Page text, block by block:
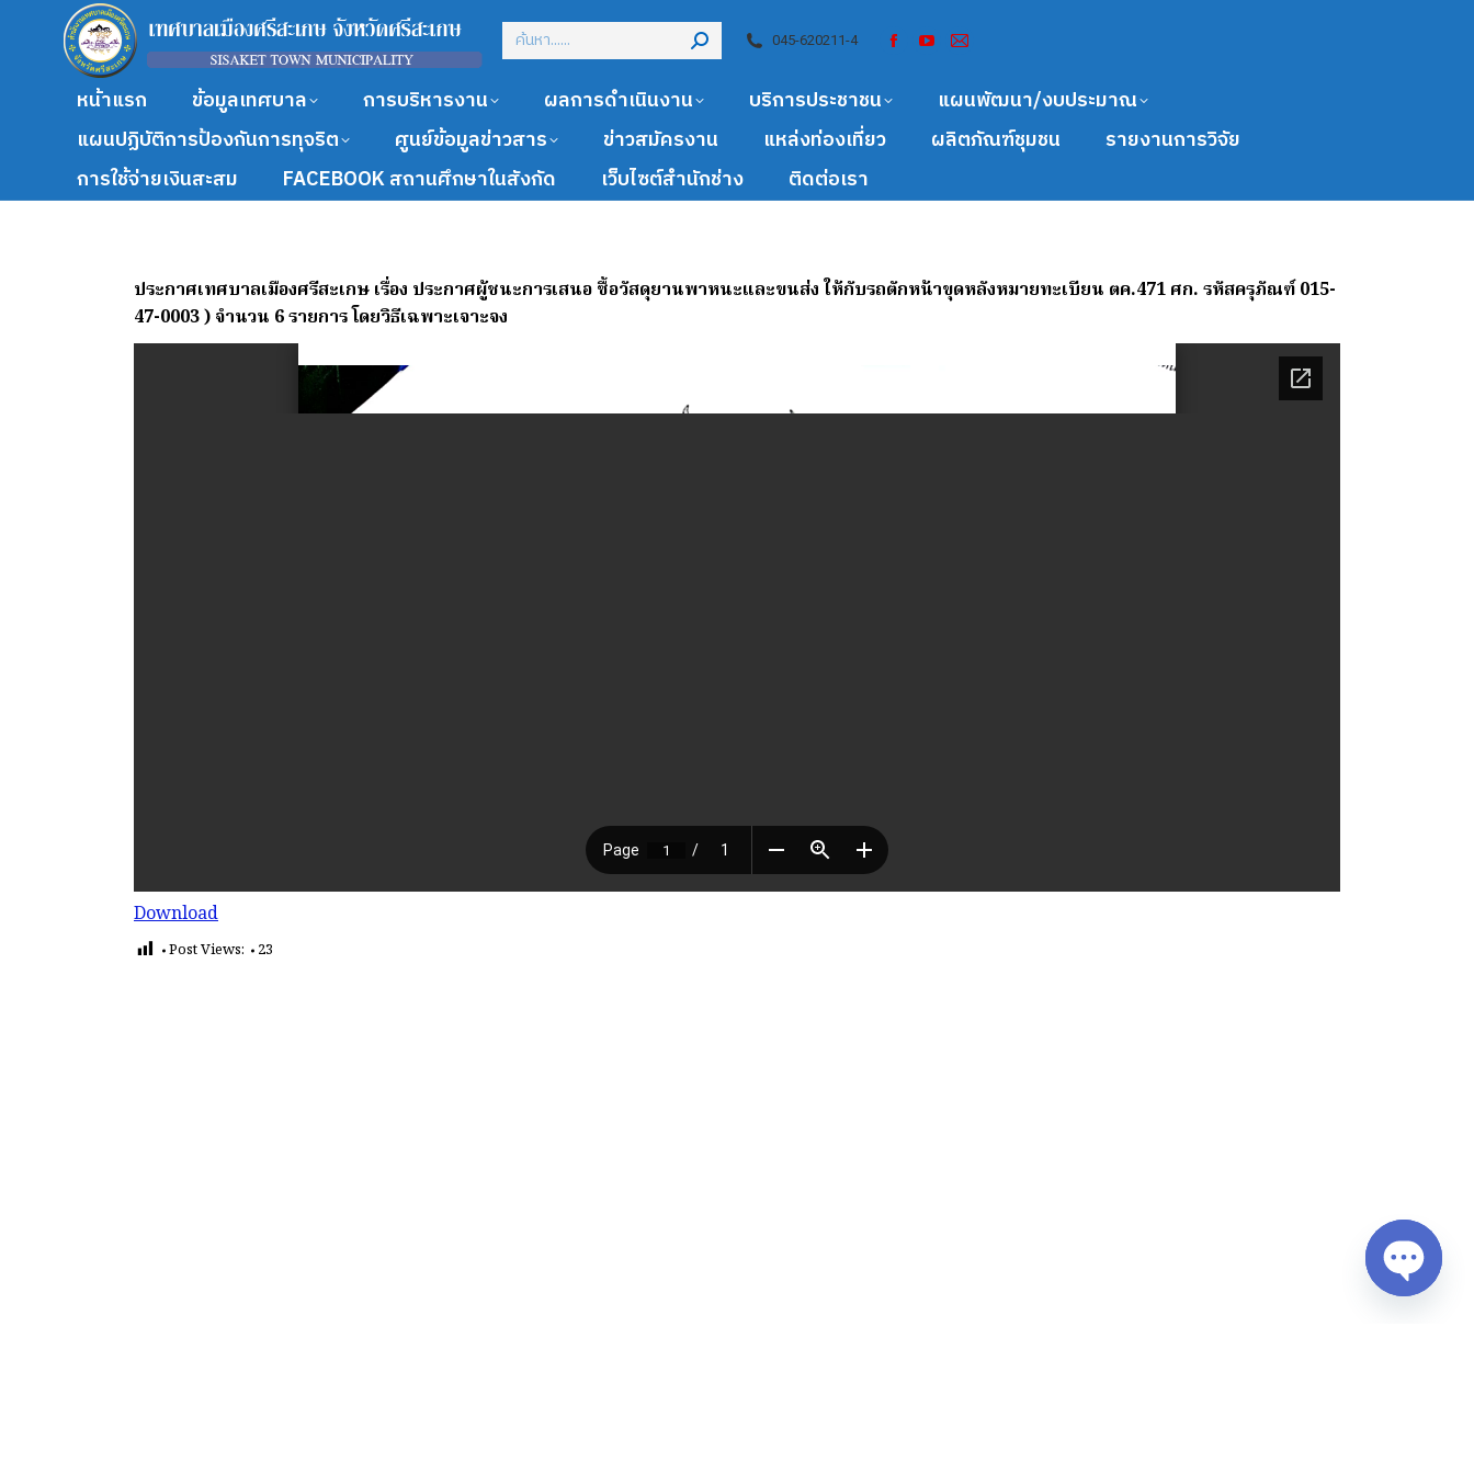
045-620211-4
หน้าแรก ข้อมูลเทศบาล การบริหารงาน ผลการดำเนินงาน บริการประชาชน
แผนพัฒนา/งบประมาณ
แผนปฏิบัติการป้องกันการทุจริต
ศูนย์ข้อมูลข่าวสาร ข่าวสมัครงาน แหล่งท่องเที่ยว ผลิตภัณฑ์ชุมชน
รายงานการวิจัย
การใช้จ่ายเงินสะสม
FACEBOOK สถานศึกษาในสังกัด เว็บไซต์สำนักช่าง ติดต่อเรา
ประกาศเทศบาลเมืองศรีสะเกษ เรื่อง ประกาศผู้ชนะการเสนอ ซื้อวัสดุยานพาหนะและขนส่ง ให้กับรถตักหน้าขุดหลังหมายทะเบียน ตค.471 ศก. รหัสครุภัณฑ์ 015-
47-0003 ) จำนวน 6 รายการ โดยวิธีเฉพาะเจาะจง
Download
Post Views: 23